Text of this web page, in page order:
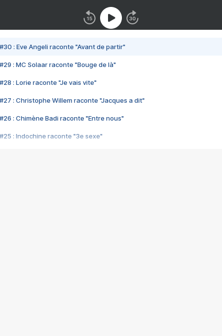
#30 : Eve Angeli raconte "Avant de partir"
#29 : MC Solaar raconte "Bouge de là"
#28 : Lorie raconte "Je vais vite"
#27 : Christophe Willem raconte "Jacques a dit"
#26 : Chimène Badi raconte "Entre nous"
#25 : Indochine raconte "3e sexe"